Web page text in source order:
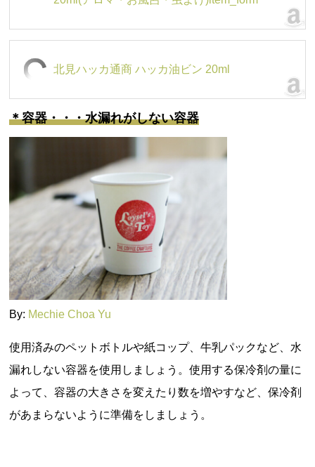
北見ハッカ通商 ハッカ油ビン 20ml
＊容器・・・水漏れがしない容器
By: Mechie Choa Yu
使用済みのペットボトルや紙コップ、牛乳パックなど、水
漏れしない容器を使用しましょう。使用する保冷剤の量に
よって、容器の大きさを変えたり数を増やすなど、保冷剤
があまらないように準備をしましょう。